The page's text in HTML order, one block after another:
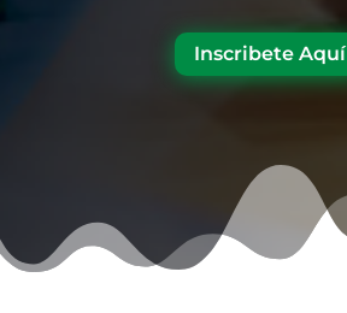
Inscribete Aquí